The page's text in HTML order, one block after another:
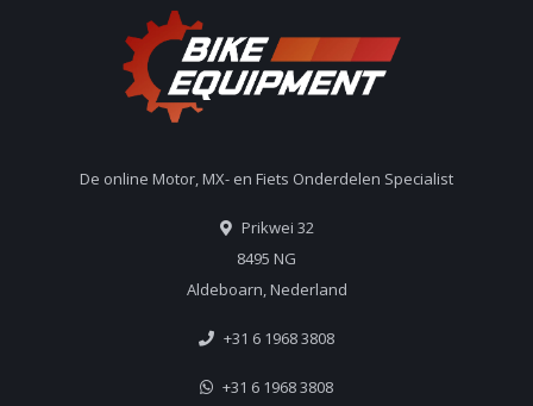
De online Motor, MX- en Fiets Onderdelen Specialist
Prikwei 32
8495 NG
Aldeboarn, Nederland
+31 6 1968 3808
+31 6 1968 3808